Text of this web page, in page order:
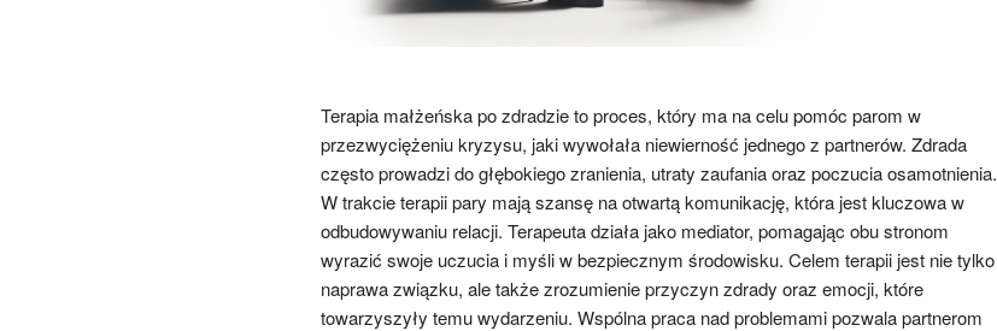
Terapia małżeńska po zdradzie to proces, który ma na celu pomóc parom w
przezwyciężeniu kryzysu, jaki wywołała niewierność jednego z partnerów. Zdrada
często prowadzi do głębokiego zranienia, utraty zaufania oraz poczucia osamotnienia.
W trakcie terapii pary mają szansę na otwartą komunikację, która jest kluczowa w
odbudowywaniu relacji. Terapeuta działa jako mediator, pomagając obu stronom
wyrazić swoje uczucia i myśli w bezpiecznym środowisku. Celem terapii jest nie tylko
naprawa związku, ale także zrozumienie przyczyn zdrady oraz emocji, które
towarzyszyły temu wydarzeniu. Wspólna praca nad problemami pozwala partnerom